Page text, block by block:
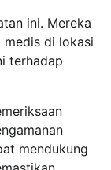
ini. Mereka
medis di lokasi
terhadap
mendukung